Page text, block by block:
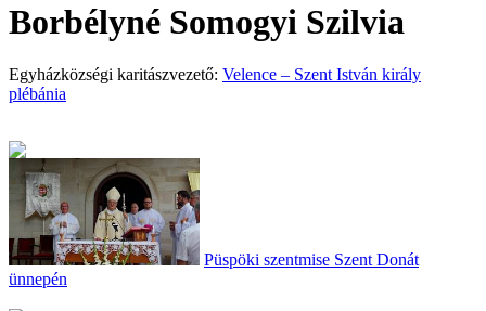
Borbélyné Somogyi Szilvia
Egyházközségi karitászvezető: Velence – Szent István király
plébánia
Püspöki szentmise Szent Donát
ünnepén